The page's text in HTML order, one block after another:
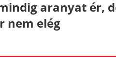
aranyat ér,
nem elég